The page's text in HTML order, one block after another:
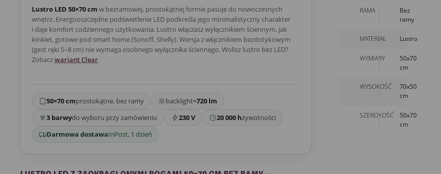
Lustro LED 50×70 cm w bezramowej, prostokątnej formie pasuje do nowoczesnych
wnętrz. Energooszczędne podświetlenie LED podkreśla jego minimalistyczny charakter
i daje komfort codziennego użytkowania. Lustro włączasz wyłącznikiem ściennym, jak
kinkiet, gotowe pod smart home (Sonoff, Shelly). Wersja z włącznikiem bezdotykowym
(gest ręki 5–8 cm) nie wymaga osobnego wyłącznika ściennego. Wolisz lustro bez LED?
Zobaczwariant Clear.
50×70 cmprostokątne, bez ramy backlight~720 lm
3 barwydo wyboru przy zamówieniu 230 V 20 000 hżywotności
Darmowa dostawaInPost, 1 dzień
RAMA
Bez
ramy
MATERIAŁ Lustro
WYMIARY
50x70
cm
WYSOKOŚĆ
70x50
cm
SZEROKOŚĆ
50x70
cm